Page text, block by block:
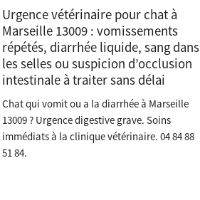
Urgence vétérinaire pour chat à
Marseille 13009 : vomissements
répétés, diarrhée liquide, sang dans
les selles ou suspicion d’occlusion
intestinale à traiter sans délai
Chat qui vomit ou a la diarrhée à Marseille
13009 ? Urgence digestive grave. Soins
immédiats à la clinique vétérinaire. 04 84 88
51 84.